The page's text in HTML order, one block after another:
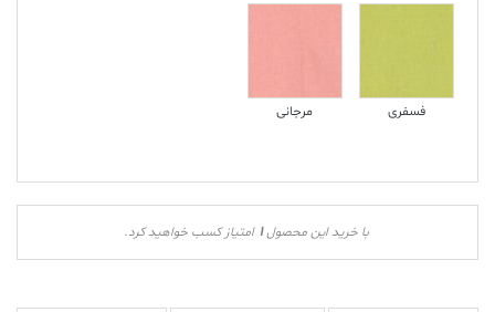
فسفری مرجانی
با خرید این محصول1 امتیاز کسب خواهید کرد.